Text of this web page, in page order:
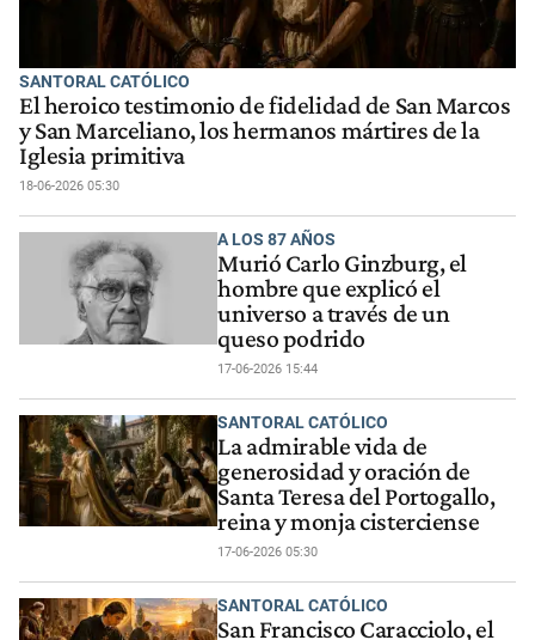
SANTORAL CATÓLICO
El heroico testimonio de fidelidad de San Marcos
y San Marceliano, los hermanos mártires de la
Iglesia primitiva
18-06-2026 05:30
A LOS 87 AÑOS
Murió Carlo Ginzburg, el
hombre que explicó el
universo a través de un
queso podrido
17-06-2026 15:44
SANTORAL CATÓLICO
La admirable vida de
generosidad y oración de
Santa Teresa del Portogallo,
reina y monja cisterciense
17-06-2026 05:30
SANTORAL CATÓLICO
San Francisco Caracciolo, el